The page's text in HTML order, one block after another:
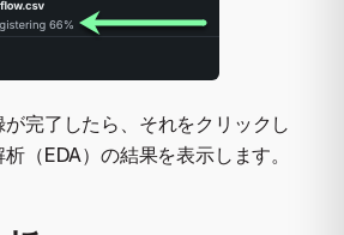
完了したら、それをクリックし
（EDA）の結果を表示します。